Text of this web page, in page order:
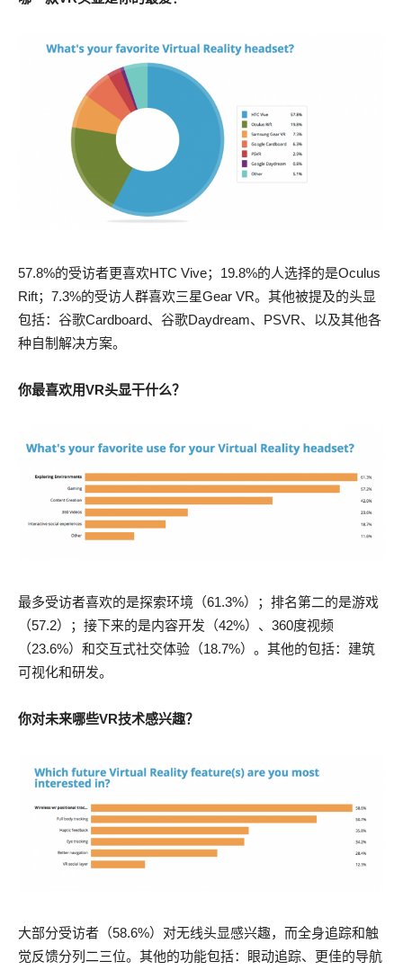
57.8%的受访者更喜欢HTC Vive；19.8%的人选择的是Oculus
Rift；7.3%的受访人群喜欢三星Gear VR。其他被提及的头显
包括：谷歌Cardboard、谷歌Daydream、PSVR、以及其他各
种自制解决方案。
你最喜欢用VR头显干什么？
最多受访者喜欢的是探索环境（61.3%）；排名第二的是游戏
（57.2）；接下来的是内容开发（42%）、360度视频
（23.6%）和交互式社交体验（18.7%）。其他的包括：建筑
可视化和研发。
你对未来哪些VR技术感兴趣？
大部分受访者（58.6%）对无线头显感兴趣，而全身追踪和触
觉反馈分列二三位。其他的功能包括：眼动追踪、更佳的导航